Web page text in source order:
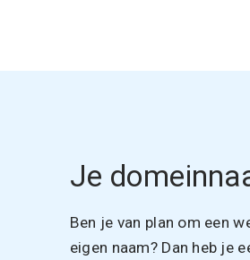
Je
Ben je van plan om een
eigen naam? Dan heb je